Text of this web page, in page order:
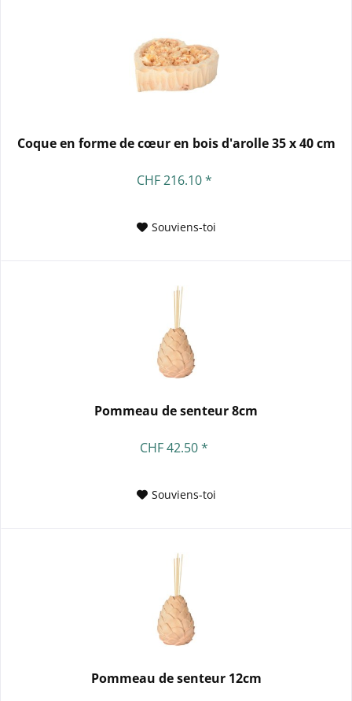
Coque en forme de cœur en bois d'arolle 35 x 40 cm
CHF 216.10 *
Souviens-toi
Pommeau de senteur 8cm
CHF 42.50 *
Souviens-toi
Pommeau de senteur 12cm